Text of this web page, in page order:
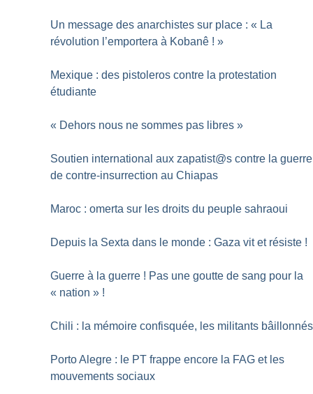
Un message des anarchistes sur place : « La
révolution l’emportera à Kobanê ! »
Mexique : des pistoleros contre la protestation
étudiante
« Dehors nous ne sommes pas libres »
Soutien international aux zapatist@s contre la guerre
de contre-insurrection au Chiapas
Maroc : omerta sur les droits du peuple sahraoui
Depuis la Sexta dans le monde : Gaza vit et résiste !
Guerre à la guerre ! Pas une goutte de sang pour la
« nation » !
Chili : la mémoire confisquée, les militants bâillonnés
Porto Alegre : le PT frappe encore la FAG et les
mouvements sociaux